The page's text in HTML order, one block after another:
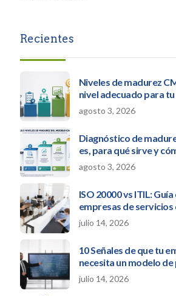
Recientes
Niveles de madurez
nivel adecuado para
agosto 3, 2026
Diagnóstico de
es, para qué sirve y
agosto 3, 2026
ISO 20000 vs ITIL:
empresas de servicios
julio 14, 2026
10 Señales de que tu
necesita un modelo
julio 14, 2026